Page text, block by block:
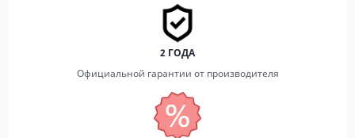
2 ГОДА
Официальной гарантии от производителя